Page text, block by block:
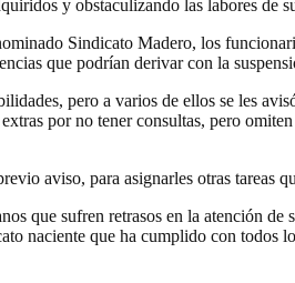
y obstaculizando las labores de
Sindicato Madero, los
que podrían derivar con la
pero a varios de ellos se les
por no tener consultas, pero
aviso, para asignarles otras tareas
que sufren retrasos en la atención
naciente que ha cumplido con